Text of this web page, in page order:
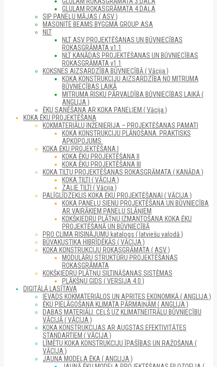
GLULAM ROKASGRĀMATA 4.DAĻA
SIP PANEĻU MĀJAS ( ASV )
MASONITE BEAMS BYGGMA GROUP ASA
NLT
NLT ASV PROJEKTĒŠANAS UN BŪVNIECĪBAS
ROKASGRĀMATA v1.1
NLT KANĀDAS PROJEKTĒŠANAS UN BŪVNIECĪBAS
ROKASGRĀMATA v1.1
KOKSNES AIZSARDZĪBA BŪVNIECĪBĀ ( Vācija )
KOKA KONSTRUKCIJU AIZSARDZĪBA NO MITRUMA
BŪVNIECĪBAS LAIKĀ
MITRUMA RISKU PĀRVALDĪBA BŪVNIECĪBAS LAIKĀ (
ANGLIJA )
ĒKU SANĒŠANA AR KOKA PANEĻIEM ( Vācija )
KOKA ĒKU PROJEKTĒŠANA
KOKMATERIĀLU INŽENIERIJA – PROJEKTĒŠANAS PAMATI
KOKA KONSTRUKCIJU PLĀNOŠANA. PRAKTISKS
APKOPOJUMS.
KOKA ĒKU PROJEKTĒŠANA I
KOKA ĒKU PROJEKTĒŠANA II
KOKA ĒKU PROJEKTĒŠANA III
KOKA TILTU PROJEKTĒŠANAS ROKASGRĀMATA ( KANĀDA )
KOKA TILTI ( VĀCIJA )
ZAĻIE TILTI ( Vācija )
PALĪGLĪDZEKLIS KOKA ĒKU PROJEKTĒŠANAI ( VĀCIJA )
KOKA PANEĻU SIENU PROJEKTĒŠANA UN BŪVNIECĪBA
AR VAIRĀKIEM PANEĻU SLĀŅIEM
KOKŠĶIEDRU PLĀTŅU IZMANTOŠANA KOKA ĒKU
PROJEKTĒŠANĀ UN BŪVNIECĪBĀ
PRO CLIMA RISINĀJUMU katalogs ( latviešu valodā )
BŪVAKUSTIKA HIBRĪDĒKĀS ( VĀCIJA )
KOKA KONSTRUKCIJU ROKASGRĀMATA ( ASV )
MODULĀRU STRUKTŪRU PROJEKTĒŠANAS
ROKASGRĀMATA
KOKŠĶIEDRU PLĀTŅU SILTINĀŠANAS SISTĒMAS
PLĀKŠŅU GIDS ( VERSIJA 4.0 )
DIGITĀLĀ LASĪTAVA
IEVADS KOKMATERIĀLOS UN APRITES EKONOMIKĀ ( ANGLIJA )
ĒKU PIELĀGOŠANA KLIMATA PĀRMAIŅĀM ( ANGLIJA )
DABAS MATERIĀLI. CEĻŠ UZ KLIMATNEITRĀLU BŪVNIECĪBU
VĀCIJĀ ( VĀCIJA )
KOKA KONSTRUKCIJAS AR AUGSTAS EFEKTIVITĀTES
STANDARTIEM ( VĀCIJA )
LĪMĒTU KOKA KONSTRUKCIJU ĪPAŠĪBAS UN RAŽOŠANA (
VĀCIJA )
JAUNA MODEĻA ĒKA ( ANGLIJA )